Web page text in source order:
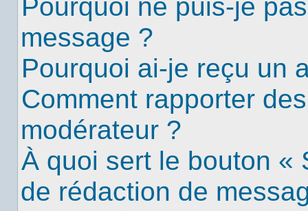
Pourquoi ne puis-je
message ?
Pourquoi ai-je reçu un
Comment rapporter
modérateur ?
À quoi sert le bouton «
de rédaction de